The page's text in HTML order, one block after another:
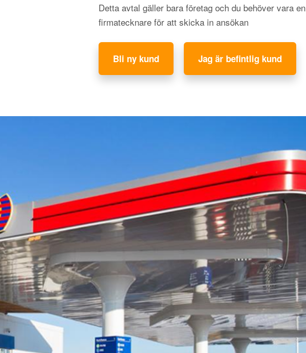
Detta avtal gäller bara företag och du behöver vara en
firmatecknare för att skicka in ansökan
Bli ny kund Jag är befintlig kund